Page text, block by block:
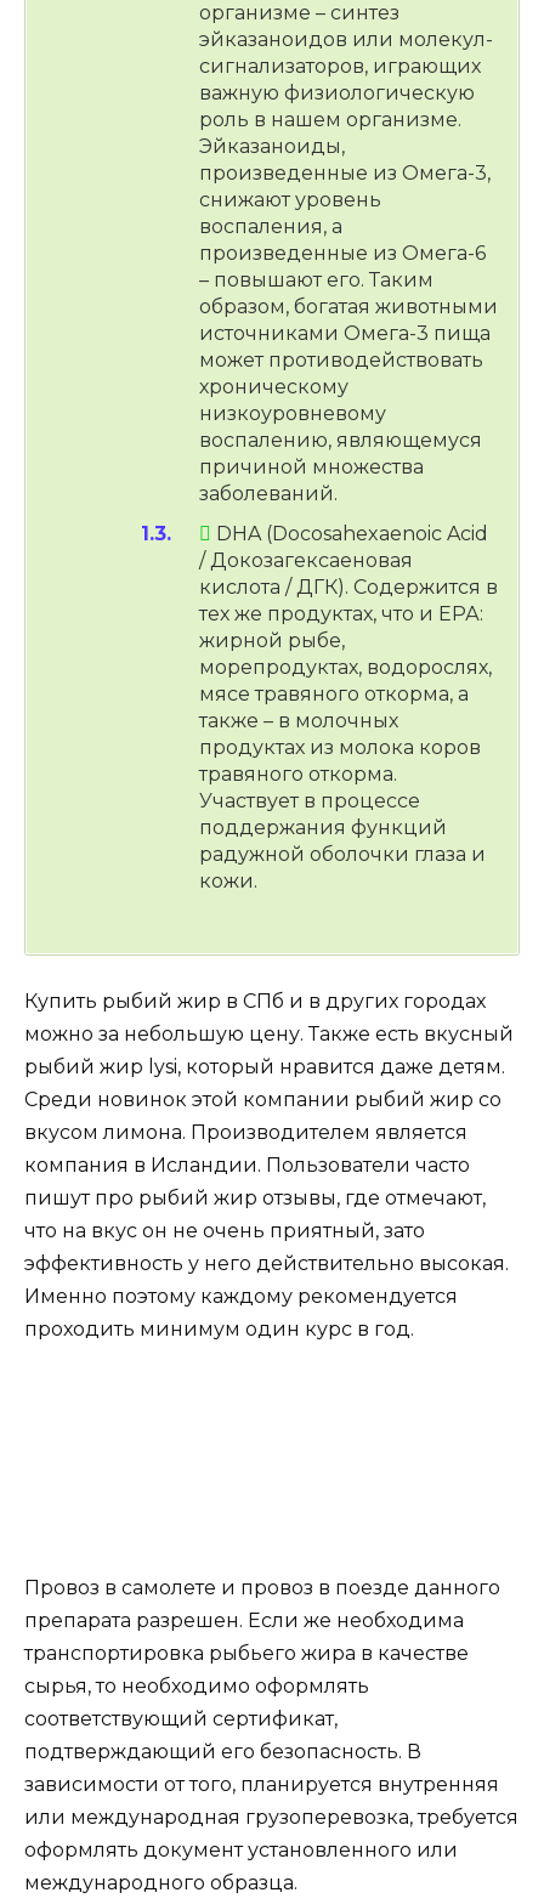
организме – синтез
эйказаноидов или молекул-
сигнализаторов, играющих
важную физиологическую
роль в нашем организме.
Эйказаноиды,
произведенные из Омега-3,
снижают уровень
воспаления, а
произведенные из Омега-6
– повышают его. Таким
образом, богатая животными
источниками Омега-3 пища
может противодействовать
хроническому
низкоуровневому
воспалению, являющемуся
причиной множества
заболеваний.
DHA (Docosahexaenoic Acid
/ Докозагексаеновая
кислота / ДГК). Содержится в
тех же продуктах, что и ЕРА:
жирной рыбе,
морепродуктах, водорослях,
мясе травяного откорма, а
также – в молочных
продуктах из молока коров
травяного откорма.
Участвует в процессе
поддержания функций
радужной оболочки глаза и
кожи.
Купить рыбий жир в СПб и в других городах
можно за небольшую цену. Также есть вкусный
рыбий жир lysi, который нравится даже детям.
Среди новинок этой компании рыбий жир со
вкусом лимона. Производителем является
компания в Исландии. Пользователи часто
пишут про рыбий жир отзывы, где отмечают,
что на вкус он не очень приятный, зато
эффективность у него действительно высокая.
Именно поэтому каждому рекомендуется
проходить минимум один курс в год.
Провоз в самолете и провоз в поезде данного
препарата разрешен. Если же необходима
транспортировка рыбьего жира в качестве
сырья, то необходимо оформлять
соответствующий сертификат,
подтверждающий его безопасность. В
зависимости от того, планируется внутренняя
или международная грузоперевозка, требуется
оформлять документ установленного или
международного образца.